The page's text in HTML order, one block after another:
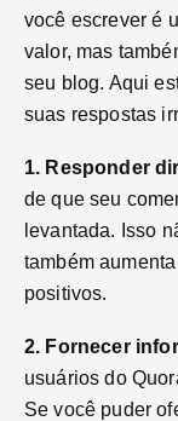
você escrever é
valor, mas
seu blog. Aqui
suas respostas
1. Responder
de que seu
levantada. Isso
também
positivos.
2. Fornecer
usuários do
Se você puder